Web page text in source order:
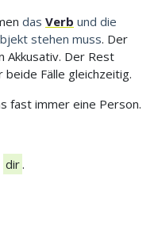
das Verb und die
stehen muss. Der
Akkusativ. Der Rest
Fälle gleichzeitig.
fast immer eine Person.
dir .